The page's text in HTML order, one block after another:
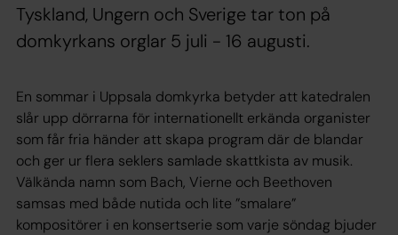
Tyskland, Ungern och Sverige tar ton på
domkyrkans orglar 5 juli - 16 augusti.
En sommar i Uppsala domkyrka betyder att katedralen
slår upp dörrarna för internationellt erkända organister
som får fria händer att skapa program där de blandar
och ger ur flera seklers samlade skattkista av musik.
Välkända namn som Bach, Vierne och Beethoven
samsas med både nutida och lite ”smalare”
kompositörer i en konsertserie som varje söndag bjuder